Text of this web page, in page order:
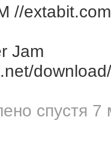
//
Jam
спустя 7